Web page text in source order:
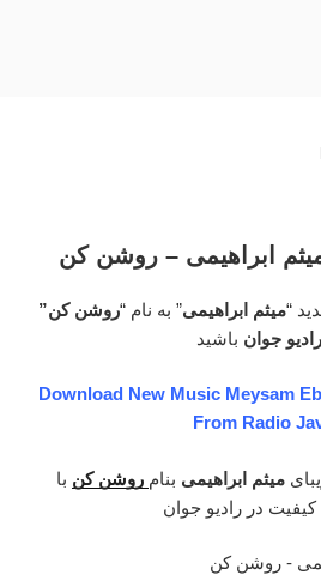
ابراهیمی – روشن کن
“میثم ابراهیمی” به نام “روشن کن”
رادیو جوان باشید
Download New Music Meysam
From Radio
میثم ابراهیمی بنام روشن کن با
کیفیت در رادیو جوان